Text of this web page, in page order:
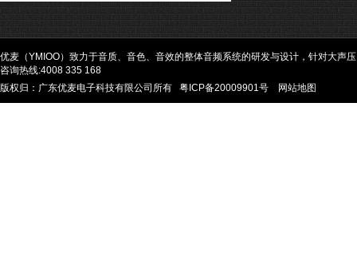
优麦（YMIOO）致力于音质、音色、音效的整体音频系统的研发与设计，针对大
咨询热线:4008 335 168
版权归：广东优麦电子科技有限公司所有 粤ICP备20009901号 网站地图